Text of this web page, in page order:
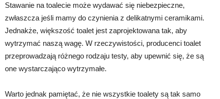
Stawanie na toalecie może wydawać się niebezpieczne,
zwłaszcza jeśli mamy do czynienia z delikatnymi ceramikami.
Jednakże, większość toalet jest zaprojektowana tak, aby
wytrzymać naszą wagę. W rzeczywistości, producenci toalet
przeprowadzają różnego rodzaju testy, aby upewnić się, że są
one wystarczająco wytrzymałe.
Warto jednak pamiętać, że nie wszystkie toalety są tak samo